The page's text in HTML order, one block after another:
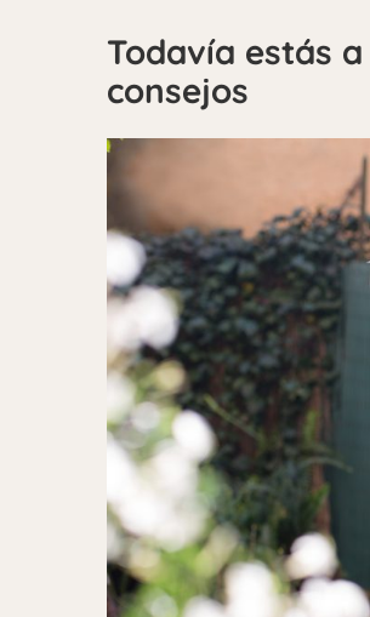
Todavía estás
consejos